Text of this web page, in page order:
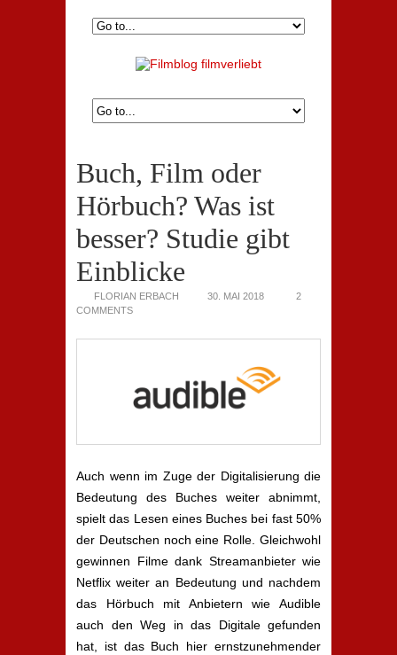
Buch, Film oder
Hörbuch? Was ist
besser? Studie gibt
Einblicke
FLORIAN ERBACH 30. MAI 2018
2
COMMENTS
Auch wenn im Zuge der Digitalisierung die
Bedeutung des Buches weiter abnimmt,
spielt das Lesen eines Buches bei fast 50%
der Deutschen noch eine Rolle. Gleichwohl
gewinnen Filme dank Streamanbieter wie
Netflix weiter an Bedeutung und nachdem
das Hörbuch mit Anbietern wie Audible
auch den Weg in das Digitale gefunden
hat, ist das Buch hier ernstzunehmender